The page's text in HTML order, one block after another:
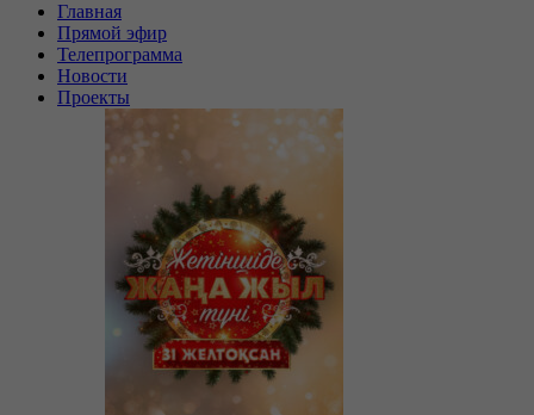
Главная
Прямой эфир
Телепрограмма
Новости
Проекты